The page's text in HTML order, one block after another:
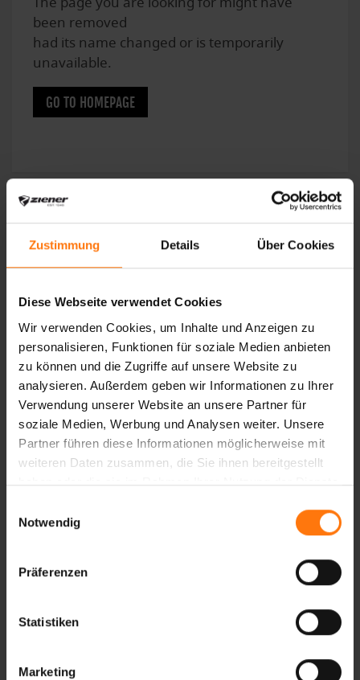
Zustimmung Details Über Cookies
Diese Webseite verwendet Cookies
Wir verwenden Cookies, um Inhalte und Anzeigen zu
personalisieren, Funktionen für soziale Medien anbieten
zu können und die Zugriffe auf unsere Website zu
analysieren. Außerdem geben wir Informationen zu Ihrer
Verwendung unserer Website an unsere Partner für
soziale Medien, Werbung und Analysen weiter. Unsere
Partner führen diese Informationen möglicherweise mit
weiteren Daten zusammen, die Sie ihnen bereitgestellt
haben oder die sie im Rahmen Ihrer Nutzung der Dienste
Notwendig
Präferenzen
Statistiken
Marketing
been removed
had its name changed or is temporarily
unavailable.
GO TO HOMEPAGE
Unsere Klimaziele sind von der Science Based
Targets (SBTi) validiert.
Wir berechnen den CO2-Fußabdruck unseres
kontinuierlich und unterstützen
Emissionen.